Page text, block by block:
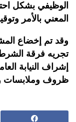
الوظيفي بشكل
المعني بالأمر
وقد تم إخضاع
تجريه فرقة
إشراف النيابة
ظروف وملابسات